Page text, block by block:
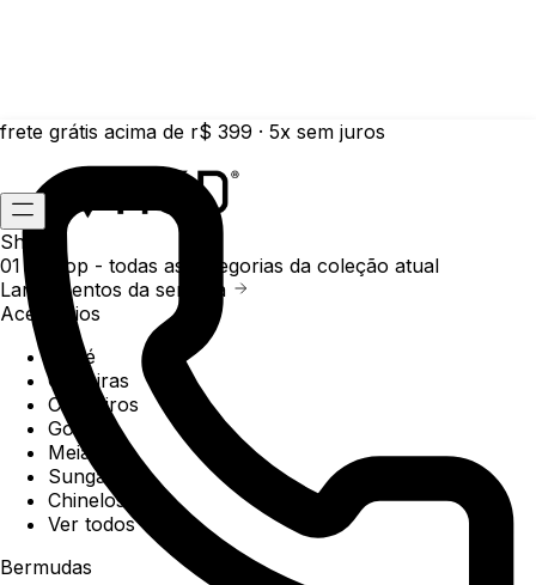
frete grátis acima de r$ 399 · 5x sem juros
Shop
01 /
Shop - todas as categorias da coleção atual
Lançamentos da semana
Acessórios
Boné
Carteiras
Chaveiros
Gorros
Meias
Sunga
Chinelos
Ver todos
Bermudas